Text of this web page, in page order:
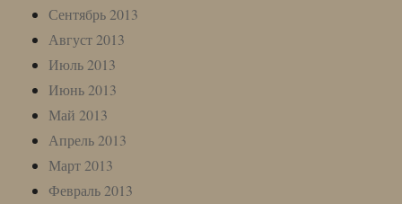
Сентябрь 2013
Август 2013
Июль 2013
Июнь 2013
Май 2013
Апрель 2013
Март 2013
Февраль 2013